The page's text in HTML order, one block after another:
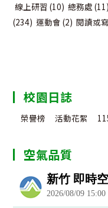
線上研習 (10) 總務處 (11)
(234) 運動會 (2) 閱讀或
校園日誌
榮譽榜 活動花絮
空氣品質